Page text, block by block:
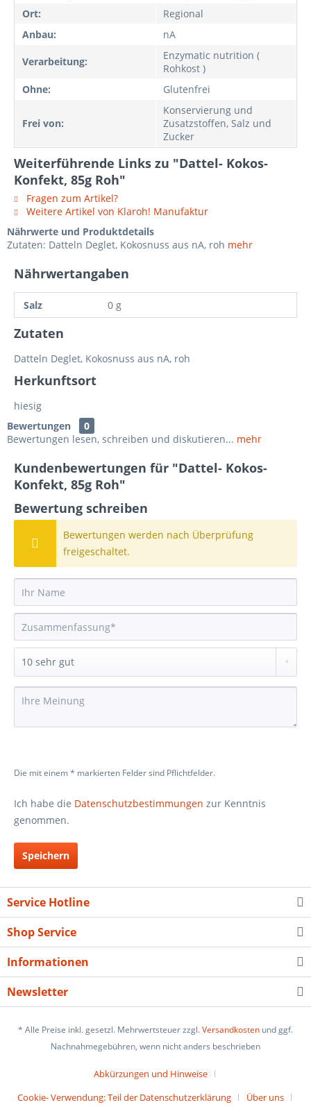
Ort:
Regional
Anbau:
nA
Verarbeitung:
Enzymatic nutrition (
Rohkost )
Ohne:
Glutenfrei
Frei von:
Konservierung und
Zusatzstoffen, Salz und
Zucker
Weiterführende Links zu "Dattel- Kokos-
Konfekt, 85g Roh"
Fragen zum Artikel?
Weitere Artikel von Klaroh! Manufaktur
Nährwerte und Produktdetails
Zutaten: Datteln Deglet, Kokosnuss aus nA, roh mehr
Nährwertangaben
Salz 0 g
Zutaten
Datteln Deglet, Kokosnuss aus nA, roh
Herkunftsort
hiesig
Bewertungen
0
Bewertungen lesen, schreiben und diskutieren... mehr
Kundenbewertungen für "Dattel- Kokos-
Konfekt, 85g Roh"
Bewertung schreiben
Bewertungen werden nach Überprüfung
freigeschaltet.
Die mit einem * markierten Felder sind Pflichtfelder.
Ich habe die Datenschutzbestimmungen zur Kenntnis
genommen.
Speichern
Service Hotline
Shop Service
Informationen
Newsletter
* Alle Preise inkl. gesetzl. Mehrwertsteuer zzgl.Versandkosten und ggf.
Nachnahmegebühren, wenn nicht anders beschrieben
Abkürzungen und Hinweise
Cookie- Verwendung: Teil der Datenschutzerklärung
Über uns